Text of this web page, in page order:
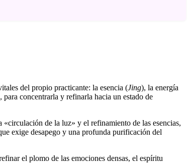
del propio practicante: la esencia (Jing), la energía
concentrarla y refinarla hacia un estado de
de la luz» y el refinamiento de las esencias,
exige desapego y una profunda purificación del
el plomo de las emociones densas, el espíritu